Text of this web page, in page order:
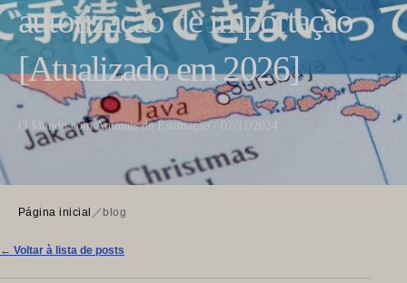
autorização de importação
[Atualizado em 2026]
O Mundo com Animais de Estimação / 07/11/2024
Página inicial ／ blog
← Voltar à lista de posts